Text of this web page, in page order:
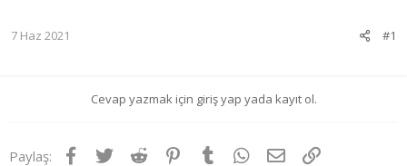
#1
7 Haz 2021
Cevap yazmak için giriş yap yada kayıt ol.
Paylaş: Facebook
TwitterReddit Pinterest
Tumblr WhatsApp
E-postaLink